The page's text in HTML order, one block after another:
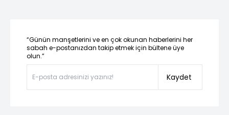
“Günün manşetlerini ve en çok okunan haberlerini her
sabah e-postanızdan takip etmek için bültene üye
olun.”
Kaydet